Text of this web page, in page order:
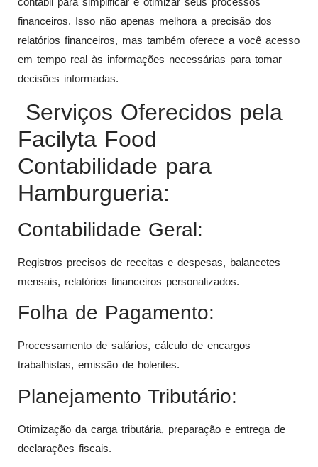
financeiros. Isso não apenas melhora a precisão dos
relatórios financeiros, mas também oferece a você acesso
em tempo real às informações necessárias para tomar
decisões informadas.
Serviços Oferecidos pela
Facilyta Food
Contabilidade para
Hamburgueria:
Contabilidade Geral:
Registros precisos de receitas e despesas, balancetes
mensais, relatórios financeiros personalizados.
Folha de Pagamento:
Processamento de salários, cálculo de encargos
trabalhistas, emissão de holerites.
Planejamento Tributário:
Otimização da carga tributária, preparação e entrega de
declarações fiscais.